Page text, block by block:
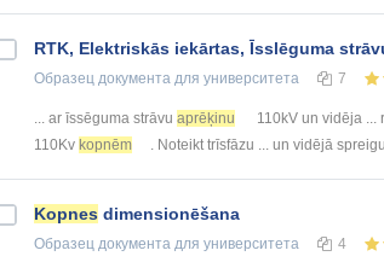
RTK, Elektriskās iekārtas, Īsslēguma
Образец документа для университета 7
... ar īssēguma strāvu aprēķinu 110kV un vidēja ...
110Kv kopnēm . Noteikt trīsfāzu ... un vidējā
Kopnes dimensionēšana
Образец документа для университета 4